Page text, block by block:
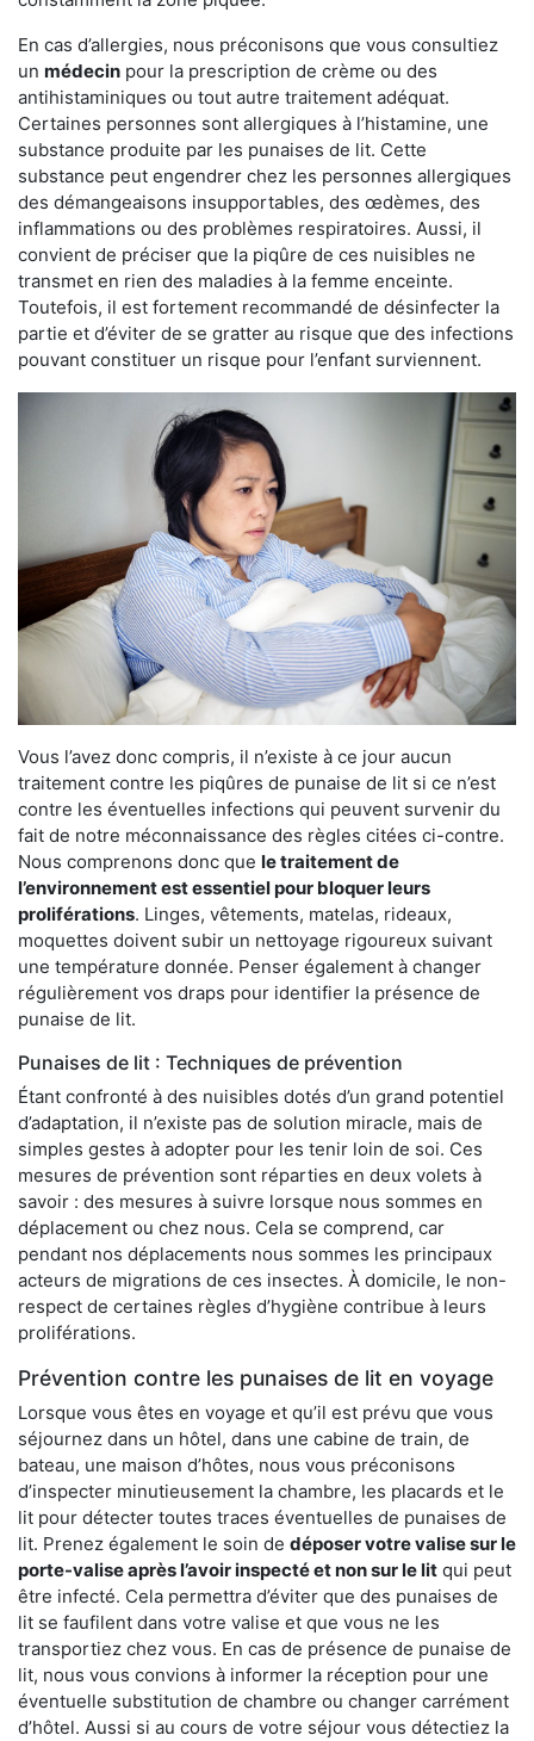
En cas d’allergies, nous préconisons que vous consultiez
un médecin pour la prescription de crème ou des
antihistaminiques ou tout autre traitement adéquat.
Certaines personnes sont allergiques à l’histamine, une
substance produite par les punaises de lit. Cette
substance peut engendrer chez les personnes allergiques
des démangeaisons insupportables, des œdèmes, des
inflammations ou des problèmes respiratoires. Aussi, il
convient de préciser que la piqûre de ces nuisibles ne
transmet en rien des maladies à la femme enceinte.
Toutefois, il est fortement recommandé de désinfecter la
partie et d’éviter de se gratter au risque que des infections
pouvant constituer un risque pour l’enfant surviennent.
Vous l’avez donc compris, il n’existe à ce jour aucun
traitement contre les piqûres de punaise de lit si ce n’est
contre les éventuelles infections qui peuvent survenir du
fait de notre méconnaissance des règles citées ci-contre.
Nous comprenons donc que le traitement de
l’environnement est essentiel pour bloquer leurs
proliférations. Linges, vêtements, matelas, rideaux,
moquettes doivent subir un nettoyage rigoureux suivant
une température donnée. Penser également à changer
régulièrement vos draps pour identifier la présence de
punaise de lit.
Punaises de lit : Techniques de prévention
Étant confronté à des nuisibles dotés d’un grand potentiel
d’adaptation, il n’existe pas de solution miracle, mais de
simples gestes à adopter pour les tenir loin de soi. Ces
mesures de prévention sont réparties en deux volets à
savoir : des mesures à suivre lorsque nous sommes en
déplacement ou chez nous. Cela se comprend, car
pendant nos déplacements nous sommes les principaux
acteurs de migrations de ces insectes. À domicile, le non-
respect de certaines règles d’hygiène contribue à leurs
proliférations.
Prévention contre les punaises de lit en voyage
Lorsque vous êtes en voyage et qu’il est prévu que vous
séjournez dans un hôtel, dans une cabine de train, de
bateau, une maison d’hôtes, nous vous préconisons
d’inspecter minutieusement la chambre, les placards et le
lit pour détecter toutes traces éventuelles de punaises de
lit. Prenez également le soin de déposer votre valise sur le
porte-valise après l’avoir inspecté et non sur le lit qui peut
être infecté. Cela permettra d’éviter que des punaises de
lit se faufilent dans votre valise et que vous ne les
transportiez chez vous. En cas de présence de punaise de
lit, nous vous convions à informer la réception pour une
éventuelle substitution de chambre ou changer carrément
d’hôtel. Aussi si au cours de votre séjour vous détectiez la